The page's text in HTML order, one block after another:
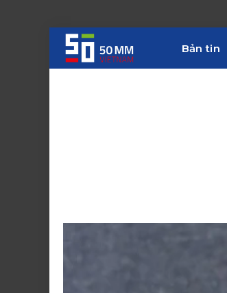
Bản tin